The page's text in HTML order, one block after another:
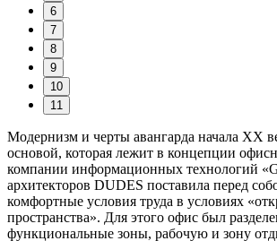
6
7
8
9
10
11
Модернизм и черты авангарда начала ХХ
основой, которая лежит в концепции
компании информационных технологий
архитекторов DUDES поставила перед
комфортные условия труда в условиях
пространства». Для этого офис был
функциональные зоны, рабочую и зону